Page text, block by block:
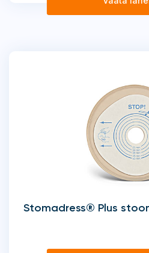
Stomadress® Plus